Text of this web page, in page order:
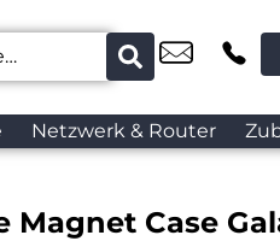
Netzwerk & Router
Magnet Case